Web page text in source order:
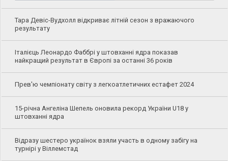
Тара Девіс-Вудхолл відкриває літній сезон з вражаючого
результату
Італієць Леонардо Фаббрі у штовханні ядра показав
найкращий результат в Європі за останні 36 років
Прев'ю чемпіонату світу з легкоатлетичних естафет 2024
15-річна Ангеліна Шепель оновила рекорд України U18 у
штовханні ядра
Відразу шестеро українок взяли участь в одному забігу на
турнірі у Віллемстад